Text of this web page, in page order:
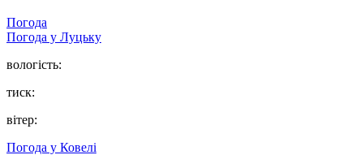
Погода
Погода у Луцьку
вологість:
тиск:
вітер:
Погода у Ковелі